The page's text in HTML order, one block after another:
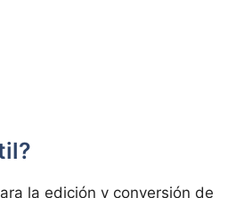
la edición y conversión de